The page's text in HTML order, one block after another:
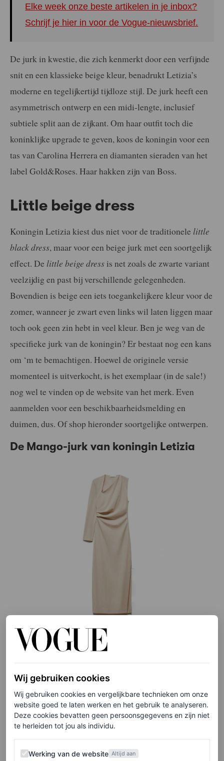
Elke week onze beste artikelen in je inbox?
Schrijf je hier in voor de Vogue-nieuwsbrief.
De jurk in kwestie, die zich kenmerkt door een verfijnde
snit en een klassieke beige kleur, benadrukt Letizia’s
moderne en tegelijkertijd tijdloze stijl. De jurk heeft een
asymmetrisch ontwerp en een midi-lengte, inclusief
subtiele split aan de zijkant. Om haar outfit toch die
koninklijke upgrade te geven, koos de koningin voor een
tas van Carolina Herrera en diamanten sieraden van het
label Gold&Roses. Haar hakken zijn van Boss.
Little beige dress
Koningin Letizia kiest dus niet voor de traditionele little
black dress, maar voor een beige jurk met een soortgelijk
effect. De little beige dress is net zoals de zwarte variant
veelzijdig en past bij verschillende gelegenheden.
Bovendien is beige een iets toegankelijkere kleur voor de
zomer, wanneer je zwart even links wil laten liggen maar
toch ook geen zin hebt in veel kleur. Ben je weg van de
specifieke jurk van de koningin? Er bestaat nog een kans
om ‘m te bemachtigen. Hoewel de originele versie
momenteel is uitverkocht, is het exemplaar (in de sale!)
nog wel te vinden op de website van het merk. Even
aanmelden voor een beschikbaarheidsmelding en
duimen, dus. Of shop hieronder soortgelijke ontwerpen.
De Mango-jurk van koningin Letizia
©MANGO
Beige zomerjurk, € 29,99
HIER TE KOOP
Little beige dress van Samsøe Samsøe
Wij gebruiken cookies
Wij gebruiken cookies en vergelijkbare technieken om onze
website goed te laten werken en het gebruik te analyseren.
Deze cookies bevatten geen persoonsgegevens en zijn niet
te herleiden tot jou als individu.
Werking van de website
Werking van de website Altijd aan